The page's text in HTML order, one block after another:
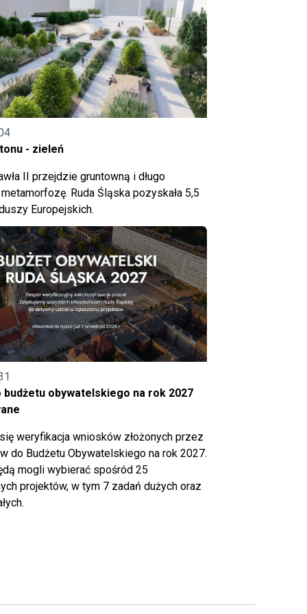
- zieleń
II przejdzie gruntowną i długo
Ruda Śląska pozyskała 5,5
Europejskich.
obywatelskiego na rok 2027
weryfikacja wniosków złożonych przez
do Budżetu Obywatelskiego na rok 2027.
mogli wybierać spośród 25
projektów, w tym 7 zadań dużych oraz